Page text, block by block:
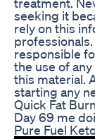
seeking it
rely on this
responsible
the use of
this material.
starting any
Quick Fat
Day 69 me
Pure Fuel